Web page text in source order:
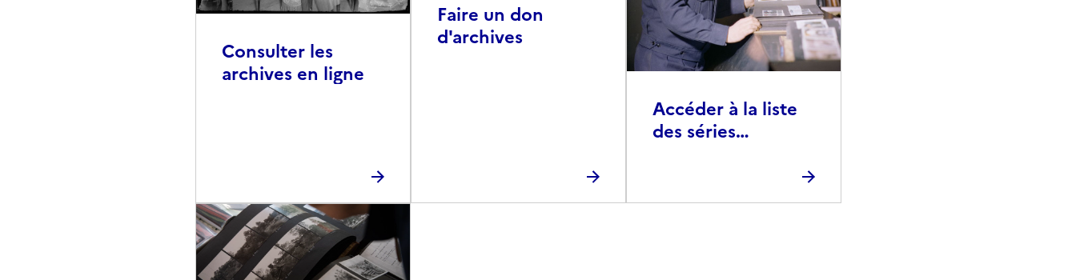
Consulter les
archives en ligne
Faire un don
d'archives
Accéder à la liste
des séries